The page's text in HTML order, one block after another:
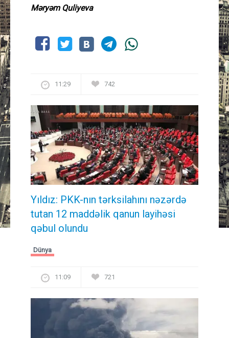
Məryəm Quliyeva
11:29 742
Yıldız: PKK-nın tərksilahını nəzərdə
tutan 12 maddəlik qanun layihəsi
qəbul olundu ​​​​​​​
Dünya
11:09 721